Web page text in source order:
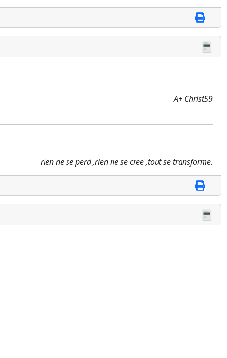
A+ Christ59
rien ne se perd ,rien ne se cree ,tout se transforme.